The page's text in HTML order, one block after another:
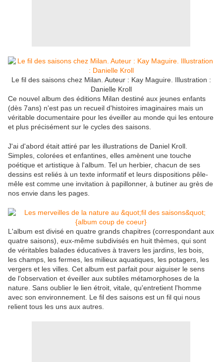
Le fil des saisons chez Milan. Auteur : Kay Maguire. Illustration :
Danielle Kroll
Ce nouvel album des éditions Milan destiné aux jeunes enfants
(dès 7ans) n'est pas un recueil d'histoires imaginaires mais un
véritable documentaire pour les éveiller au monde qui les entoure
et plus précisément sur le cycles des saisons.
J'ai d'abord était attiré par les illustrations de Daniel Kroll.
Simples, colorées et enfantines, elles amènent une touche
poétique et artistique à l'album. Tel un herbier, chacun de ses
dessins est reliés à un texte informatif et leurs dispositions pêle-
mêle est comme une invitation à papillonner, à butiner au grès de
nos envie dans les pages.
L'album est divisé en quatre grands chapitres (correspondant aux
quatre saisons), eux-même subdivisés en huit thèmes, qui sont
de véritables balades éducatives à travers les jardins, les bois,
les champs, les fermes, les milieux aquatiques, les potagers, les
vergers et les villes. Cet album est parfait pour aiguiser le sens
de l'observation et éveiller aux subtiles métamorphoses de la
nature. Sans oublier le lien étroit, vitale, qu'entretient l'homme
avec son environnement. Le fil des saisons est un fil qui nous
relient tous les uns aux autres.